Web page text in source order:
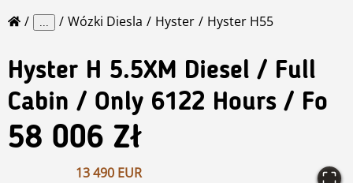
... Wózki Diesla Hyster Hyster H55
Hyster H 5.5XM Diesel / Full
Cabin / Only 6122 Hours / Fo
58 006 Zł
13 490 EUR